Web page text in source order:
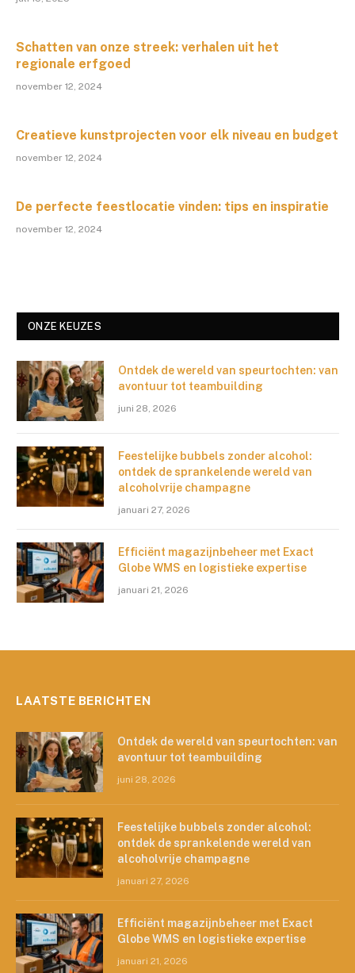
Schatten van onze streek: verhalen uit het
regionale erfgoed
november 12, 2024
Creatieve kunstprojecten voor elk niveau en budget
november 12, 2024
De perfecte feestlocatie vinden: tips en inspiratie
november 12, 2024
ONZE KEUZES
Ontdek de wereld van speurtochten: van
avontuur tot teambuilding
juni 28, 2026
Feestelijke bubbels zonder alcohol:
ontdek de sprankelende wereld van
alcoholvrije champagne
januari 27, 2026
Efficiënt magazijnbeheer met Exact
Globe WMS en logistieke expertise
januari 21, 2026
LAATSTE BERICHTEN
Ontdek de wereld van speurtochten: van
avontuur tot teambuilding
juni 28, 2026
Feestelijke bubbels zonder alcohol:
ontdek de sprankelende wereld van
alcoholvrije champagne
januari 27, 2026
Efficiënt magazijnbeheer met Exact
Globe WMS en logistieke expertise
januari 21, 2026